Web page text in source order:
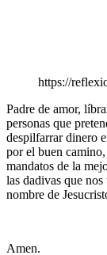
https://
Padre de amor,
personas que
despilfarrar dinero
por el buen
mandatos de la
las dadivas que nos
nombre de
Amen.